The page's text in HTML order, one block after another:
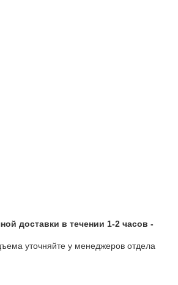
доставки в течении 1-2 часов -
уточняйте у менеджеров отдела